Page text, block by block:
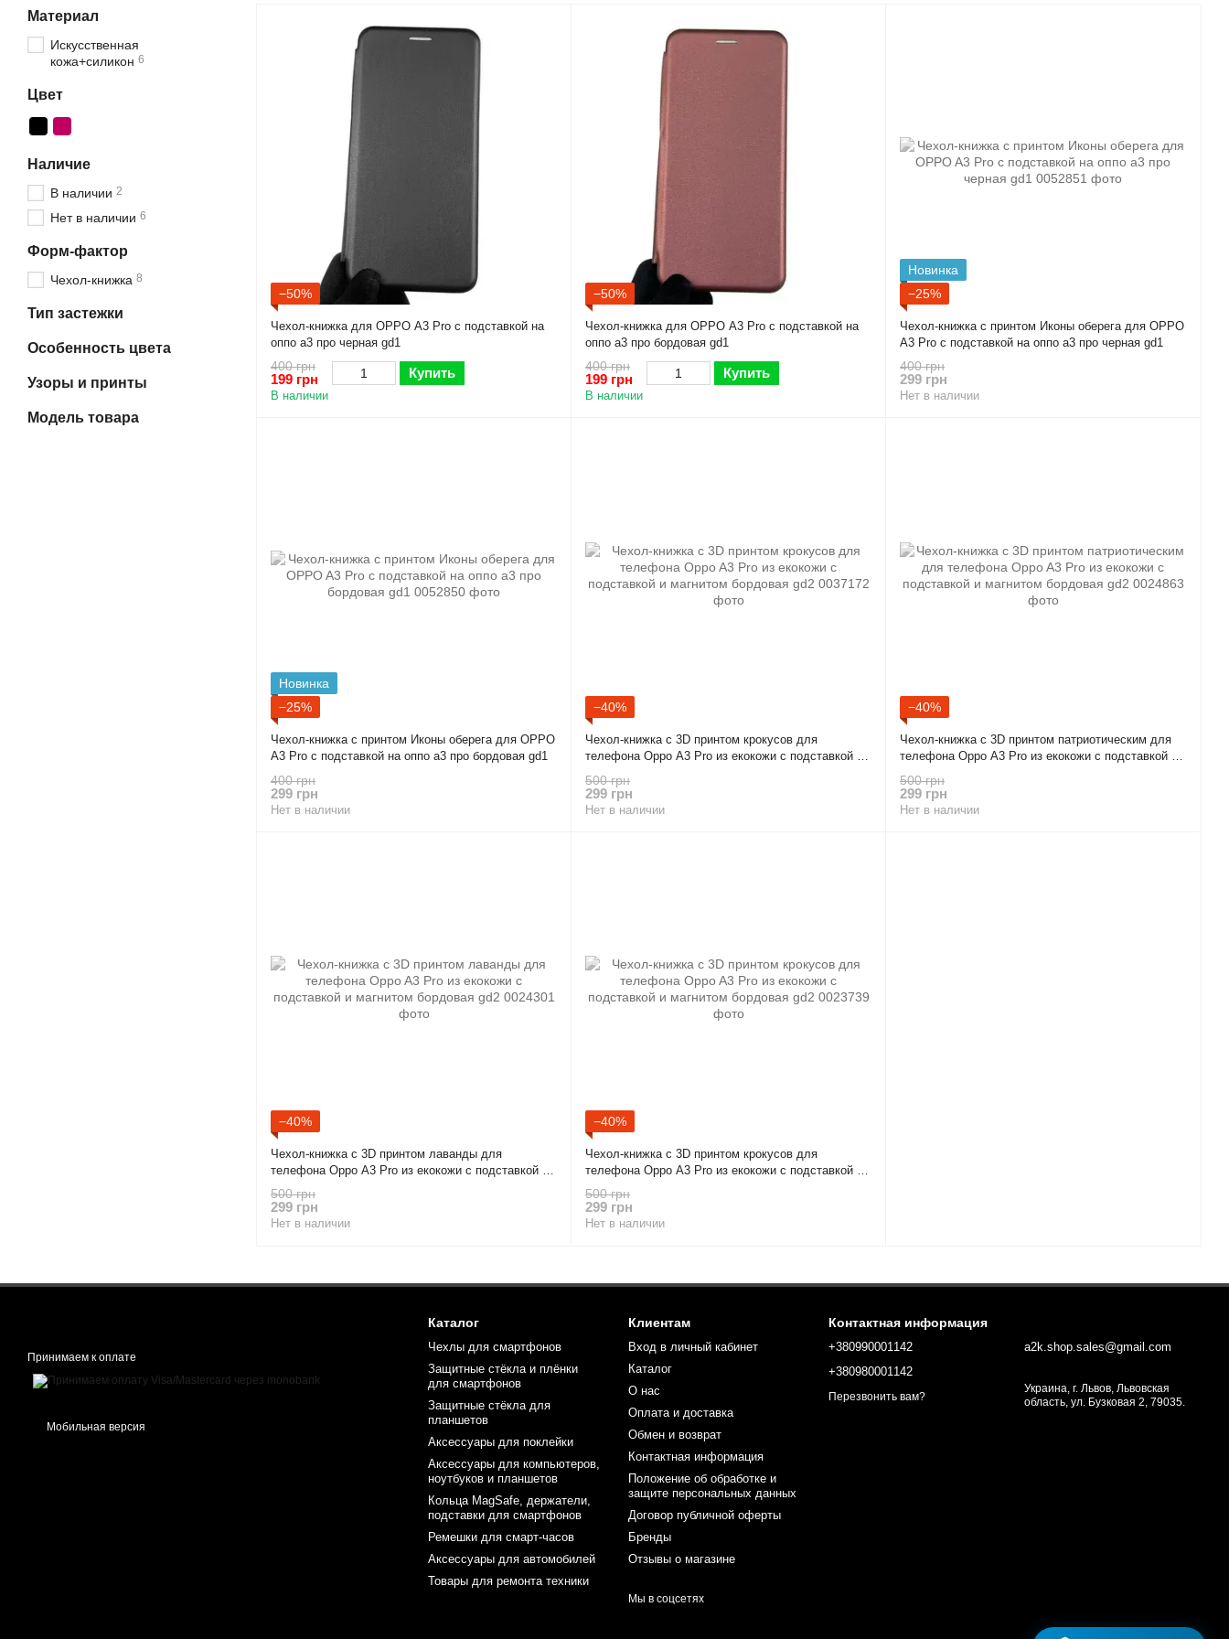
−50%
Чехол-книжка для OPPO A3 Pro с подставкой на
оппо а3 про черная gd1
400 грн
199 грн Купить
В наличии
−50%
Чехол-книжка для OPPO A3 Pro с подставкой на
оппо а3 про бордовая gd1
400 грн
199 грн Купить
В наличии
Новинка
−25%
Чехол-книжка с принтом Иконы оберега для OPPO
A3 Pro с подставкой на оппо а3 про черная gd1
400 грн
299 грн
Нет в наличии
Новинка
−25%
Чехол-книжка с принтом Иконы оберега для OPPO
A3 Pro с подставкой на оппо а3 про бордовая gd1
400 грн
299 грн
Нет в наличии
−40%
Чехол-книжка с 3D принтом крокусов для
телефона Oppo A3 Pro из екокожи с подставкой и
магнитом бордовая gd2
500 грн
299 грн
Нет в наличии
−40%
Чехол-книжка с 3D принтом патриотическим для
телефона Oppo A3 Pro из екокожи с подставкой и
магнитом бордовая gd2
500 грн
299 грн
Нет в наличии
−40%
Чехол-книжка с 3D принтом лаванды для
телефона Oppo A3 Pro из екокожи с подставкой и
магнитом бордовая gd2
500 грн
299 грн
Нет в наличии
−40%
Чехол-книжка с 3D принтом крокусов для
телефона Oppo A3 Pro из екокожи с подставкой и
магнитом бордовая gd2
500 грн
299 грн
Нет в наличии
Материал
Искусственная
кожа+силикон 6
Цвет
Наличие
В наличии 2
Нет в наличии 6
Форм-фактор
Чехол-книжка 8
Тип застежки
Особенность цвета
Узоры и принты
Модель товара
Принимаем к оплате
Мобильная версия
Каталог
Чехлы для смартфонов
Защитные стёкла и плёнки
для смартфонов
Защитные стёкла для
планшетов
Аксессуары для поклейки
Аксессуары для компьютеров,
ноутбуков и планшетов
Кольца MagSafe, держатели,
подставки для смартфонов
Ремешки для смарт-часов
Аксессуары для автомобилей
Товары для ремонта техники
Клиентам
Вход в личный кабинет
Каталог
О нас
Оплата и доставка
Обмен и возврат
Контактная информация
Положение об обработке и
защите персональных данных
Договор публичной оферты
Бренды
Отзывы о магазине
Мы в соцсетях
Контактная информация
+380990001142
+380980001142
Перезвонить вам?
a2k.shop.sales@gmail.com
Украина, г. Львов, Львовская
область, ул. Бузковая 2, 79035.